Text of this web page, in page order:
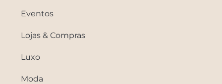
Eventos
Lojas & Compras
Luxo
Moda